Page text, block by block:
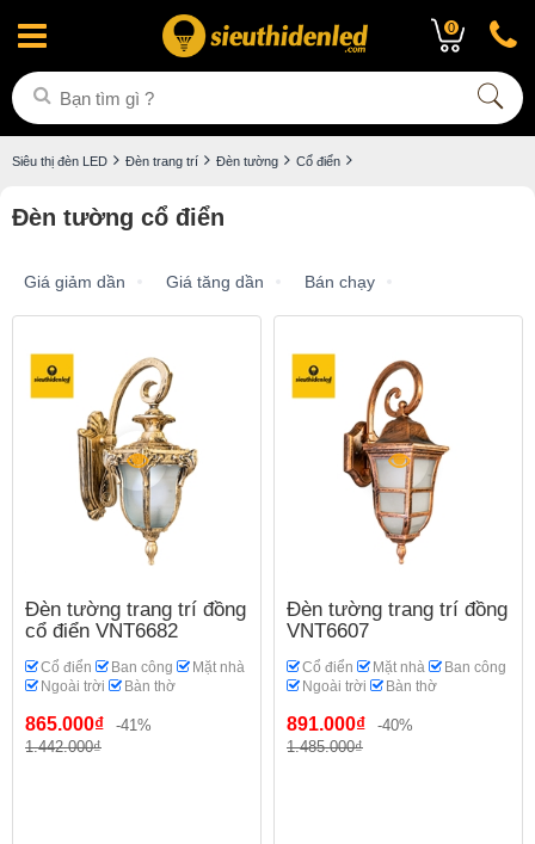
0
Siêu thị đèn LED Đèn trang trí Đèn tường Cổ điển
Đèn tường cổ điển
Giá giảm dần Giá tăng dần Bán chạy
Đèn tường trang trí đồng
cổ điển VNT6682
Cổ điển Ban công
Mặt nhà
Ngoài trời
Bàn thờ
865.000₫
-41%
1.442.000₫
Đèn tường trang trí đồng
VNT6607
Cổ điển Mặt nhà
Ban công
Ngoài trời
Bàn thờ
891.000₫
-40%
1.485.000₫